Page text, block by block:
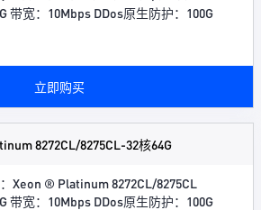
带宽：10Mbps DDos原生防护：100G
立即购买
8272CL/8275CL-32核64G
Xeon ® Platinum 8272CL/8275CL
带宽：10Mbps DDos原生防护：100G